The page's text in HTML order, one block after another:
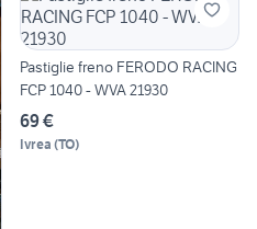
Pastiglie freno FERODO RACING
FCP 1040 - WVA 21930
69 €
Ivrea (TO)